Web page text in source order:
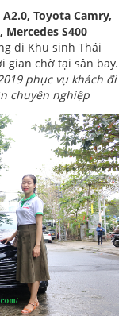
Toyota Camry,
Mercedes S400
đi Khu sinh Thái
gian chờ tại sân bay.
phục vụ khách đi
chuyên nghiệp